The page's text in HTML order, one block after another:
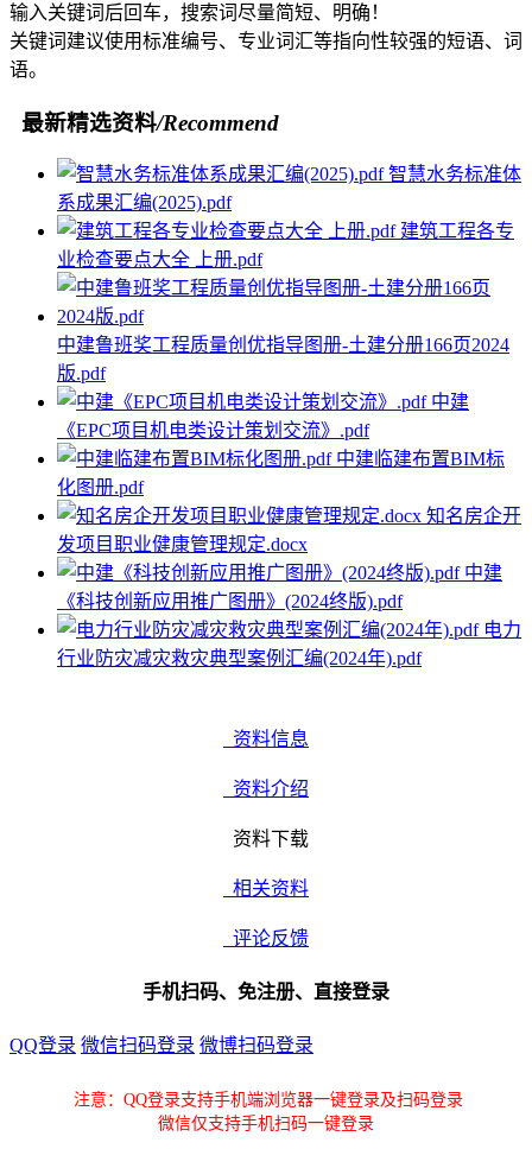
输入关键词后回车，搜索词尽量简短、明确！
关键词建议使用标准编号、专业词汇等指向性较强的短语、词
语。
最新精选资料/Recommend
智慧水务标准体
系成果汇编(2025).pdf
建筑工程各专
业检查要点大全 上册.pdf
中建鲁班奖工程质量创优指导图册-土建分册166页2024
版.pdf
中建
《EPC项目机电类设计策划交流》.pdf
中建临建布置BIM标
化图册.pdf
知名房企开
发项目职业健康管理规定.docx
中建
《科技创新应用推广图册》(2024终版).pdf
电力
行业防灾减灾救灾典型案例汇编(2024年).pdf
资料信息
资料介绍
资料下载
相关资料
评论反馈
手机扫码、免注册、直接登录
QQ登录 微信扫码登录 微博扫码登录
注意：QQ登录支持手机端浏览器一键登录及扫码登录
微信仅支持手机扫码一键登录